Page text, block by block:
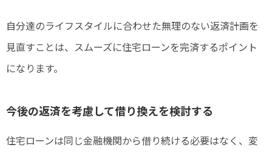
自分達のライフスタイルに合わせた無理のない返済計画を
見直すことは、スムーズに住宅ローンを完済するポイント
になります。
今後の返済を考慮して借り換えを検討する
住宅ローンは同じ金融機関から借り続ける必要はなく、変